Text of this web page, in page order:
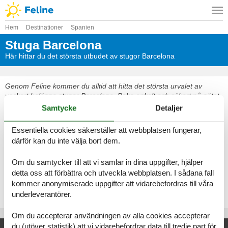
Hem Destinationer Spanien
Stuga Barcelona
Här hittar du det största utbudet av stugor Barcelona
Genom Feline kommer du alltid att hitta det största urvalet av
vackert belägna stugor Barcelona. Boka enkelt och säkert på nätet
eller kontakta oss om du har frågor.
Se fram emot en underbar semester med gott om tid för varandra i
en vacker stuga Barcelona
Välj bland 42 stugor
Samtycke Detaljer
Essentiella cookies säkerställer att webbplatsen fungerar,
därför kan du inte välja bort dem.
Om du samtycker till att vi samlar in dina uppgifter, hjälper
detta oss att förbättra och utveckla webbplatsen. I sådana fall
kommer anonymiserade uppgifter att vidarebefordras till våra
underleverantörer.
Om du accepterar användningen av alla cookies accepterar
du (utöver statistik) att vi vidarebefordrar data till tredje part för